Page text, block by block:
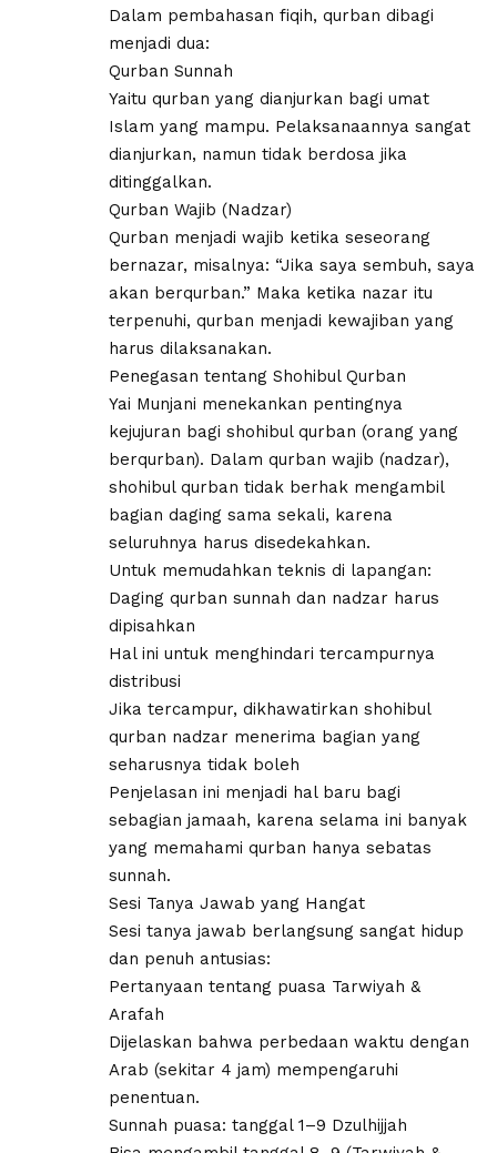
Dalam pembahasan fiqih, qurban dibagi
menjadi dua:
Qurban Sunnah
Yaitu qurban yang dianjurkan bagi umat
Islam yang mampu. Pelaksanaannya sangat
dianjurkan, namun tidak berdosa jika
ditinggalkan.
Qurban Wajib (Nadzar)
Qurban menjadi wajib ketika seseorang
bernazar, misalnya: “Jika saya sembuh, saya
akan berqurban.” Maka ketika nazar itu
terpenuhi, qurban menjadi kewajiban yang
harus dilaksanakan.
Penegasan tentang Shohibul Qurban
Yai Munjani menekankan pentingnya
kejujuran bagi shohibul qurban (orang yang
berqurban). Dalam qurban wajib (nadzar),
shohibul qurban tidak berhak mengambil
bagian daging sama sekali, karena
seluruhnya harus disedekahkan.
Untuk memudahkan teknis di lapangan:
Daging qurban sunnah dan nadzar harus
dipisahkan
Hal ini untuk menghindari tercampurnya
distribusi
Jika tercampur, dikhawatirkan shohibul
qurban nadzar menerima bagian yang
seharusnya tidak boleh
Penjelasan ini menjadi hal baru bagi
sebagian jamaah, karena selama ini banyak
yang memahami qurban hanya sebatas
sunnah.
Sesi Tanya Jawab yang Hangat
Sesi tanya jawab berlangsung sangat hidup
dan penuh antusias:
Pertanyaan tentang puasa Tarwiyah &
Arafah
Dijelaskan bahwa perbedaan waktu dengan
Arab (sekitar 4 jam) mempengaruhi
penentuan.
Sunnah puasa: tanggal 1–9 Dzulhijjah